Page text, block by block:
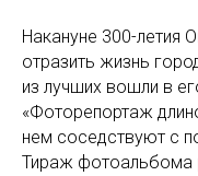
Накануне 300-летия
отразить жизнь
из лучших вошли в
«Фоторепортаж
нем соседствуют с
Тираж фотоальбома